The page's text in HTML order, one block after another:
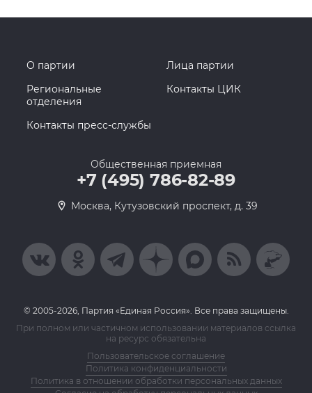
О партии
Лица партии
Региональные
отделения
Контакты ЦИК
Контакты пресс-службы
Общественная приемная
+7 (495) 786-82-89
Москва, Кутузовский проспект, д. 39
© 2005-2026, Партия «Единая Россия». Все права защищены.
При полном или частичном использовании материалов ссылка
на ресурс обязательна
Пользовательское соглашение
Политика конфиденциальности
Политика в отношении обработки персональных данных